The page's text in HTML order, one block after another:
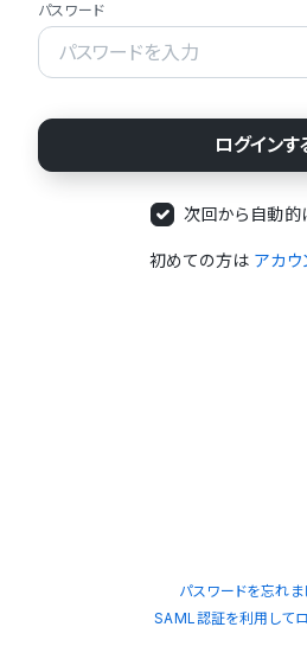
パスワード
次回から自動的
初めての方は アカウ
パスワードを忘れま
SAML認証を利用して